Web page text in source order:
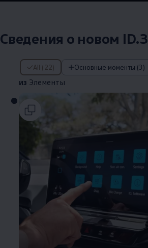
Сведения о новом ID.3
All (22) Основные моменты (3)
из Элементы
из Элементы